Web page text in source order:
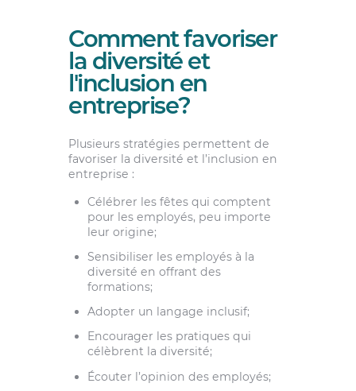
Comment favoriser
la diversité et
l'inclusion en
entreprise?
Plusieurs stratégies permettent de
favoriser la diversité et l’inclusion en
entreprise :
Célébrer les fêtes qui comptent
pour les employés, peu importe
leur origine;
Sensibiliser les employés à la
diversité en offrant des
formations;
Adopter un langage inclusif;
Encourager les pratiques qui
célèbrent la diversité;
Écouter l’opinion des employés;